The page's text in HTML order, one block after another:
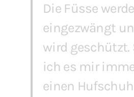
Die Füsse
eingezwängt
wird geschützt.
ich es mir
einen Hufschuh